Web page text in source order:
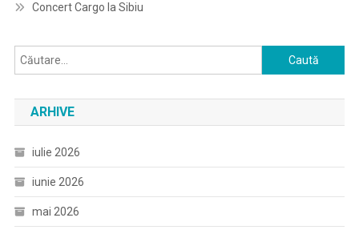
Concert Cargo la Sibiu
Caută
după:
ARHIVE
iulie 2026
iunie 2026
mai 2026